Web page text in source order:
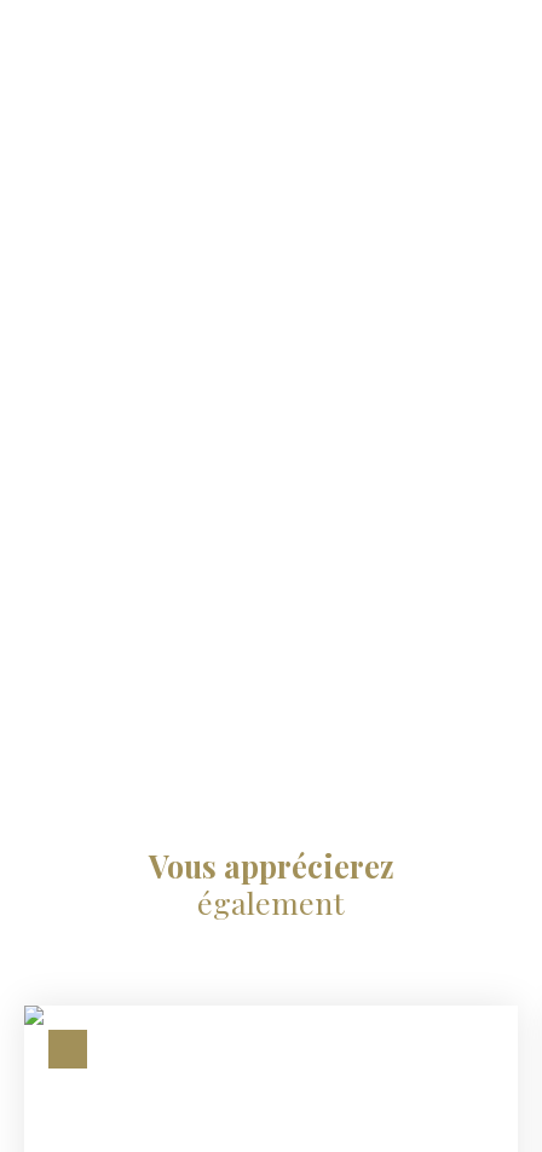
Vous apprécierez
également